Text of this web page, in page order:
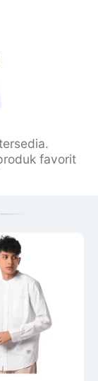
favorit